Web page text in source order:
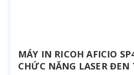
MÁY IN RICOH AFICIO
CHỨC NĂNG LASER ĐEN